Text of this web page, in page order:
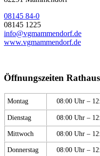
08145 84-0
08145 1225
info@vgmammendorf.de
www.vgmammendorf.de
Öffnungszeiten
Montag 08:00 Uhr –
Dienstag 08:00 Uhr –
Mittwoch 08:00 Uhr –
Donnerstag 08:00 Uhr –